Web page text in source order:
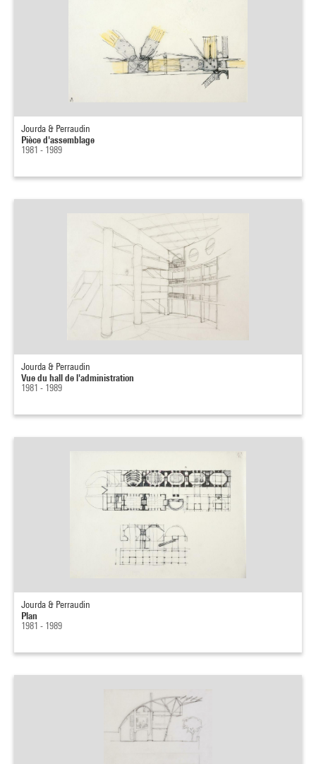
Jourda & Perraudin
Pièce d'assemblage
1981 - 1989
Jourda & Perraudin
Vue du hall de l'administration
1981 - 1989
Jourda & Perraudin
Plan
1981 - 1989